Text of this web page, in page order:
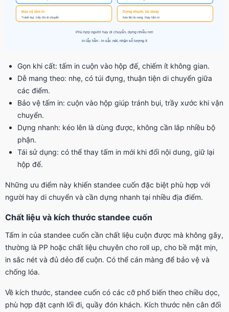
Gọn khi cất: tấm in cuộn vào hộp đế, chiếm ít không gian.
Dễ mang theo: nhẹ, có túi đựng, thuận tiện di chuyển giữa
các điểm.
Bảo vệ tấm in: cuộn vào hộp giúp tránh bụi, trầy xước khi vận
chuyển.
Dựng nhanh: kéo lên là dùng được, không cần lắp nhiều bộ
phận.
Tái sử dụng: có thể thay tấm in mới khi đổi nội dung, giữ lại
hộp đế.
Những ưu điểm này khiến standee cuốn đặc biệt phù hợp với
người hay di chuyển và cần dựng nhanh tại nhiều địa điểm.
Chất liệu và kích thước standee cuốn
Tấm in của standee cuốn cần chất liệu cuộn được mà không gãy,
thường là PP hoặc chất liệu chuyên cho roll up, cho bề mặt mịn,
in sắc nét và đủ dẻo để cuộn. Có thể cán màng để bảo vệ và
chống lóa.
Về kích thước, standee cuốn có các cỡ phổ biến theo chiều dọc,
phù hợp đặt cạnh lối đi, quầy đón khách. Kích thước nên cân đối